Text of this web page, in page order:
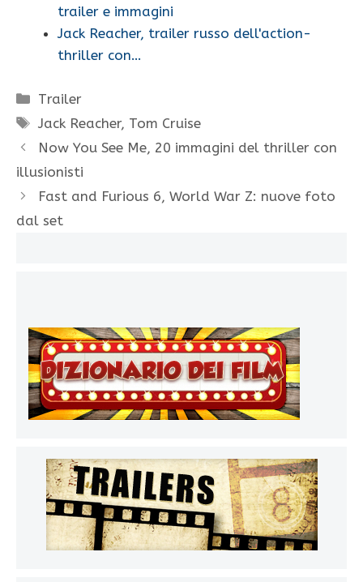
trailer e immagini
Jack Reacher, trailer russo dell'action-
thriller con…
Categorie
Trailer
Tag
Jack Reacher, Tom Cruise
Now You See Me, 20 immagini del thriller con
illusionisti
Fast and Furious 6, World War Z: nuove foto
dal set